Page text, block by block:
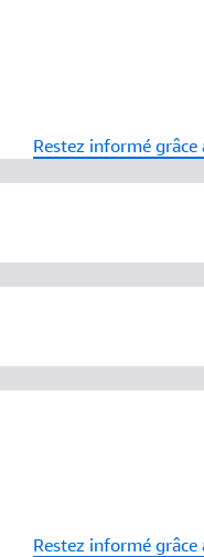
Restez informé grâce
Restez informé grâce